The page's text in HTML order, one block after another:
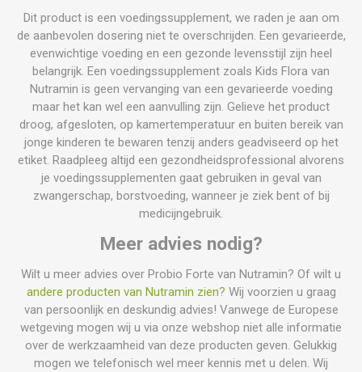
Dit product is een voedingssupplement, we raden je aan om
de aanbevolen dosering niet te overschrijden. Een gevarieerde,
evenwichtige voeding en een gezonde levensstijl zijn heel
belangrijk. Een voedingssupplement zoals Kids Flora van
Nutramin is geen vervanging van een gevarieerde voeding
maar het kan wel een aanvulling zijn. Gelieve het product
droog, afgesloten, op kamertemperatuur en buiten bereik van
jonge kinderen te bewaren tenzij anders geadviseerd op het
etiket. Raadpleeg altijd een gezondheidsprofessional alvorens
je voedingssupplementen gaat gebruiken in geval van
zwangerschap, borstvoeding, wanneer je ziek bent of bij
medicijngebruik.
Meer advies nodig?
Wilt u meer advies over Probio Forte van Nutramin? Of wilt u
andere producten van Nutramin zien? Wij voorzien u graag
van persoonlijk en deskundig advies! Vanwege de Europese
wetgeving mogen wij u via onze webshop niet alle informatie
over de werkzaamheid van deze producten geven. Gelukkig
mogen we telefonisch wel meer kennis met u delen. Wij